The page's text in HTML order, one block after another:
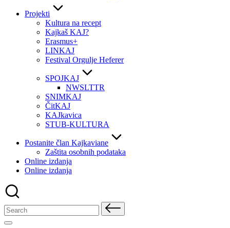
Projekti
Kultura na recept
Kajkaš KAJ?
Erasmus+
LINKAJ
Festival Orgulje Heferer
SPOJKAJ
NWSLTTR
SNIMKAJ
ČitKAJ
KAJkavica
STUB-KULTURA
Postanite član Kajkaviane
Zaštita osobnih podataka
Online izdanja
Online izdanja
Search
for: